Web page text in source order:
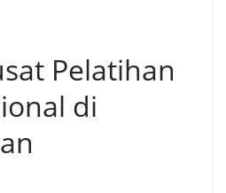
Pelatihan
di